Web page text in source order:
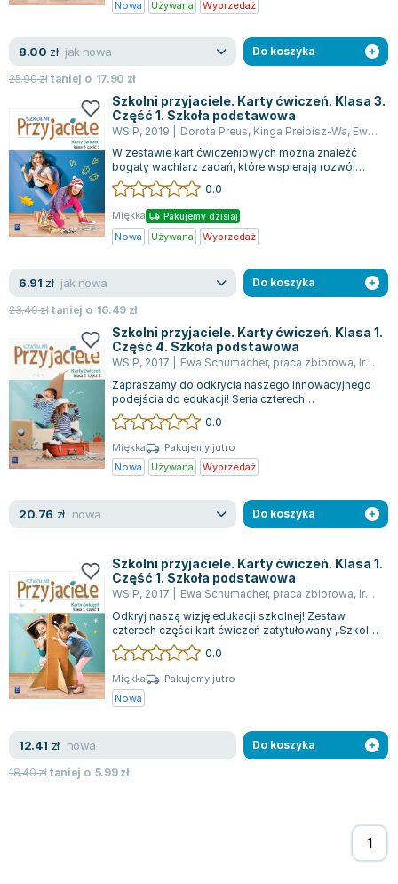
Nowa Używana Wyprzedaż
8.00 zł jak nowa
25.90złtaniej o 17.90 zł
Do koszyka
Szkolni przyjaciele. Karty ćwiczeń. Klasa 3.
Część 1. Szkoła podstawowa
WSiP, 2019 Dorota Preus, Kinga Preibisz-Wa, Ewa Schumacher
W zestawie kart ćwiczeniowych można znaleźć
bogaty wachlarz zadań, które wspierają rozwój
umiejętności uczniów na różnych polach....
0.0
Miękka Pakujemy dzisiaj
Nowa Używana Wyprzedaż
6.91 zł jak nowa
23.40złtaniej o 16.49 zł
Do koszyka
Szkolni przyjaciele. Karty ćwiczeń. Klasa 1.
Część 4. Szkoła podstawowa
WSiP, 2017 Ewa Schumacher, praca zbiorowa, Irena Zarzycka
Zapraszamy do odkrycia naszego innowacyjnego
podejścia do edukacji! Seria czterech
podręczników ćwiczeniowych "Szkolni
Przyjaciele...
0.0
Miękka
Pakujemy jutro
Nowa
Używana Wyprzedaż
20.76 zł nowa Do koszyka
Szkolni przyjaciele. Karty ćwiczeń. Klasa 1.
Część 1. Szkoła podstawowa
WSiP, 2017 Ewa Schumacher, praca zbiorowa, Irena Zarzycka
Odkryj naszą wizję edukacji szkolnej! Zestaw
czterech części kart ćwiczeń zatytułowany „Szkolni
Przyjaciele” dla klasy 1 to komple...
0.0
Miękka
Pakujemy jutro
Nowa
12.41 zł nowa
18.40złtaniej o 5.99zł
Do koszyka